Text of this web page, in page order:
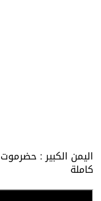
اليمن الكبير : حضرموت
كاملة